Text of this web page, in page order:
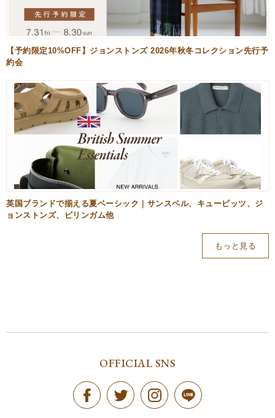
【予約限定10%OFF】ジョンストンズ 2026年秋冬コレクション先行予
約会
英国ブランドで揃える夏ベーシック｜サンスペル、キュービッツ、ジ
ョンストンズ、ビリンガム他
もっと見る
OFFICIAL SNS